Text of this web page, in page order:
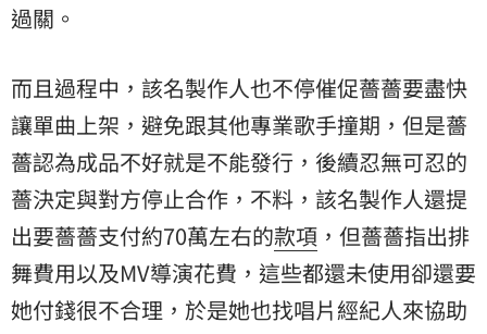
過關。
而且過程中，該名製作人也不停催促薔薔要盡快
讓單曲上架，避免跟其他專業歌手撞期，但是薔
薔認為成品不好就是不能發行，後續忍無可忍的
薔決定與對方停止合作，不料，該名製作人還提
出要薔薔支付約70萬左右的款項 ，但薔薔指出排
舞費用以及MV導演花費，這些都還未使用卻還要
她付錢很不合理，於是她也找唱片經紀人來協助